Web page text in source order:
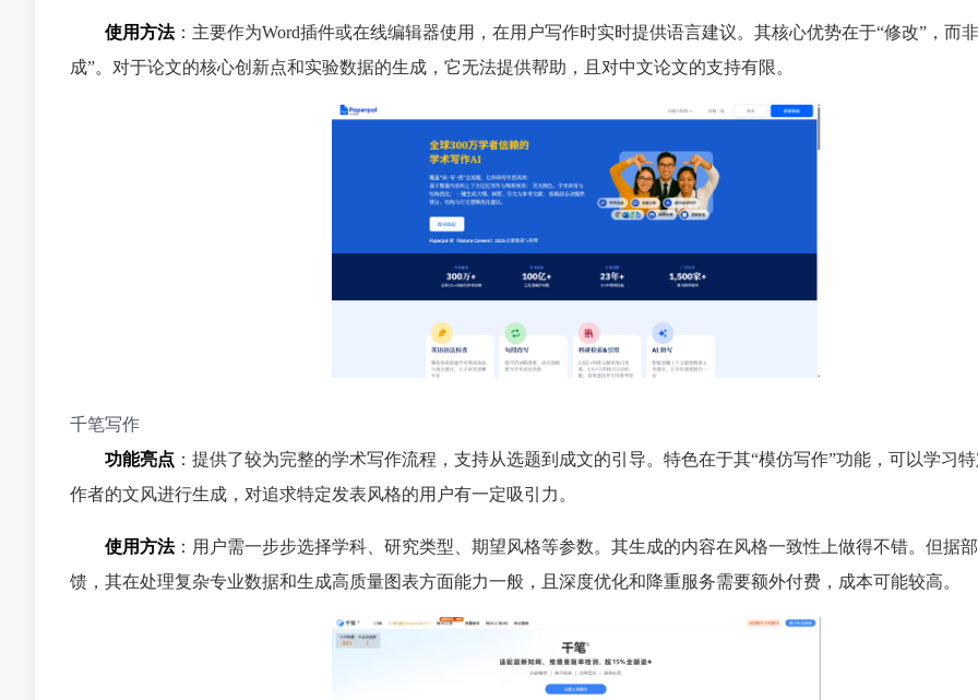
使用方法：主要作为Word插件或在线编辑器使用，在用户写作时实时提供语言建议。其核心优势在于“修改”，而
成”。对于论文的核心创新点和实验数据的生成，它无法提供帮助，且对中文论文的支持有限。
千笔写作
功能亮点 ：提供了较为完整的学术写作流程，支持从选题到成文的引导。特色在于其“模仿写作”功能，可以学习
作者的文风进行生成，对追求特定发表风格的用户有一定吸引力。
使用方法：用户需一步步选择学科、研究类型、期望风格等参数。其生成的内容在风格一致性上做得不错。但据
馈，其在处理复杂专业数据和生成高质量图表方面能力一般，且深度优化和降重服务需要额外付费，成本可能较高。